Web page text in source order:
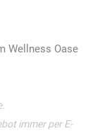
Wellness Oase
immer per E-